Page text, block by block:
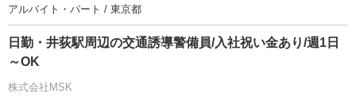
アルバイト・パート / 東京都
日勤・井荻駅周辺の交通誘導警備員/入社祝い金あり/週1日
～OK
株式会社MSK